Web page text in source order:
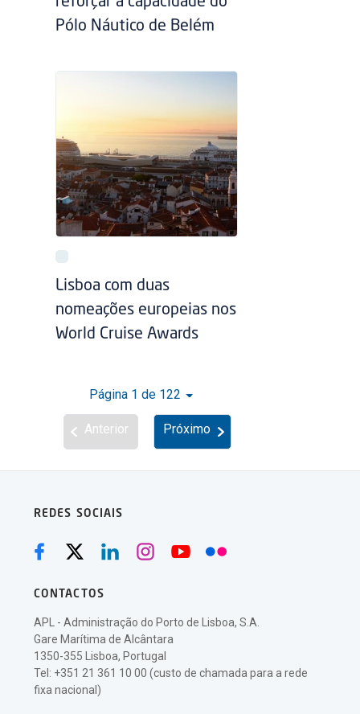
Pólo Náutico de Belém
Lisboa com duas
nomeações europeias nos
World Cruise Awards
Página 1 de 122
Anterior Próximo
REDES SOCIAIS
CONTACTOS
APL - Administração do Porto de Lisboa, S.A.
Gare Marítima de Alcântara
1350-355 Lisboa, Portugal
Tel: +351 21 361 10 00 (custo de chamada para a rede
fixa nacional)